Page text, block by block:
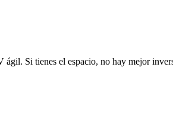
Si tienes el espacio, no hay mejor